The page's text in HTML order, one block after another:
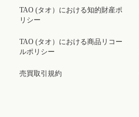
TAO (タオ）における知的財産ポ
リシー
TAO (タオ）における商品リコー
ルポリシー
売買取引規約